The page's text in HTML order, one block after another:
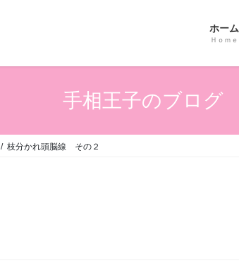
ホーム
Ｈｏｍｅ
手相王子のブログ
枝分かれ頭脳線 その２